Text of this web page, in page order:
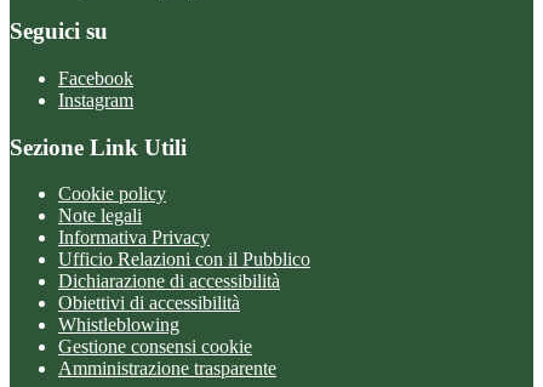
Seguici su
Facebook
Instagram
Sezione Link Utili
Cookie policy
Note legali
Informativa Privacy
Ufficio Relazioni con il Pubblico
Dichiarazione di accessibilità
Obiettivi di accessibilità
Whistleblowing
Gestione consensi cookie
Amministrazione trasparente